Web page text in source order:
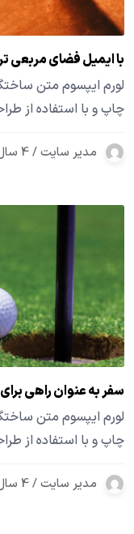
با ایمیل فضای مربعی
لورم ایپسوم متن
چاپ و با استفاده از
مدیر سایت / 4 سال
سفر به عنوان راهی
لورم ایپسوم متن
چاپ و با استفاده از
مدیر سایت / 4 سال